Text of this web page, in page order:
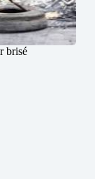
brisé